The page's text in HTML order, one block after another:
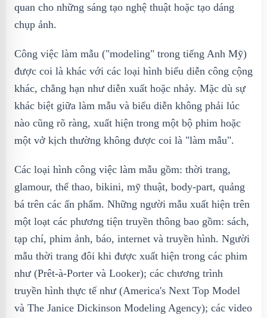
quan cho những sáng tạo nghệ thuật hoặc tạo dáng
chụp ảnh.
Công việc làm mẫu ("modeling" trong tiếng Anh Mỹ)
được coi là khác với các loại hình biểu diễn công cộng
khác, chẳng hạn như diễn xuất hoặc nhảy. Mặc dù sự
khác biệt giữa làm mẫu và biểu diễn không phải lúc
nào cũng rõ ràng, xuất hiện trong một bộ phim hoặc
một vở kịch thường không được coi là "làm mẫu".
Các loại hình công việc làm mẫu gồm: thời trang,
glamour, thể thao, bikini, mỹ thuật, body-part, quảng
bá trên các ấn phẩm. Những người mẫu xuất hiện trên
một loạt các phương tiện truyền thông bao gồm: sách,
tạp chí, phim ảnh, báo, internet và truyền hình. Người
mẫu thời trang đôi khi được xuất hiện trong các phim
như (Prêt-à-Porter và Looker); các chương trình
truyền hình thực tế như (America's Next Top Model
và The Janice Dickinson Modeling Agency); các video